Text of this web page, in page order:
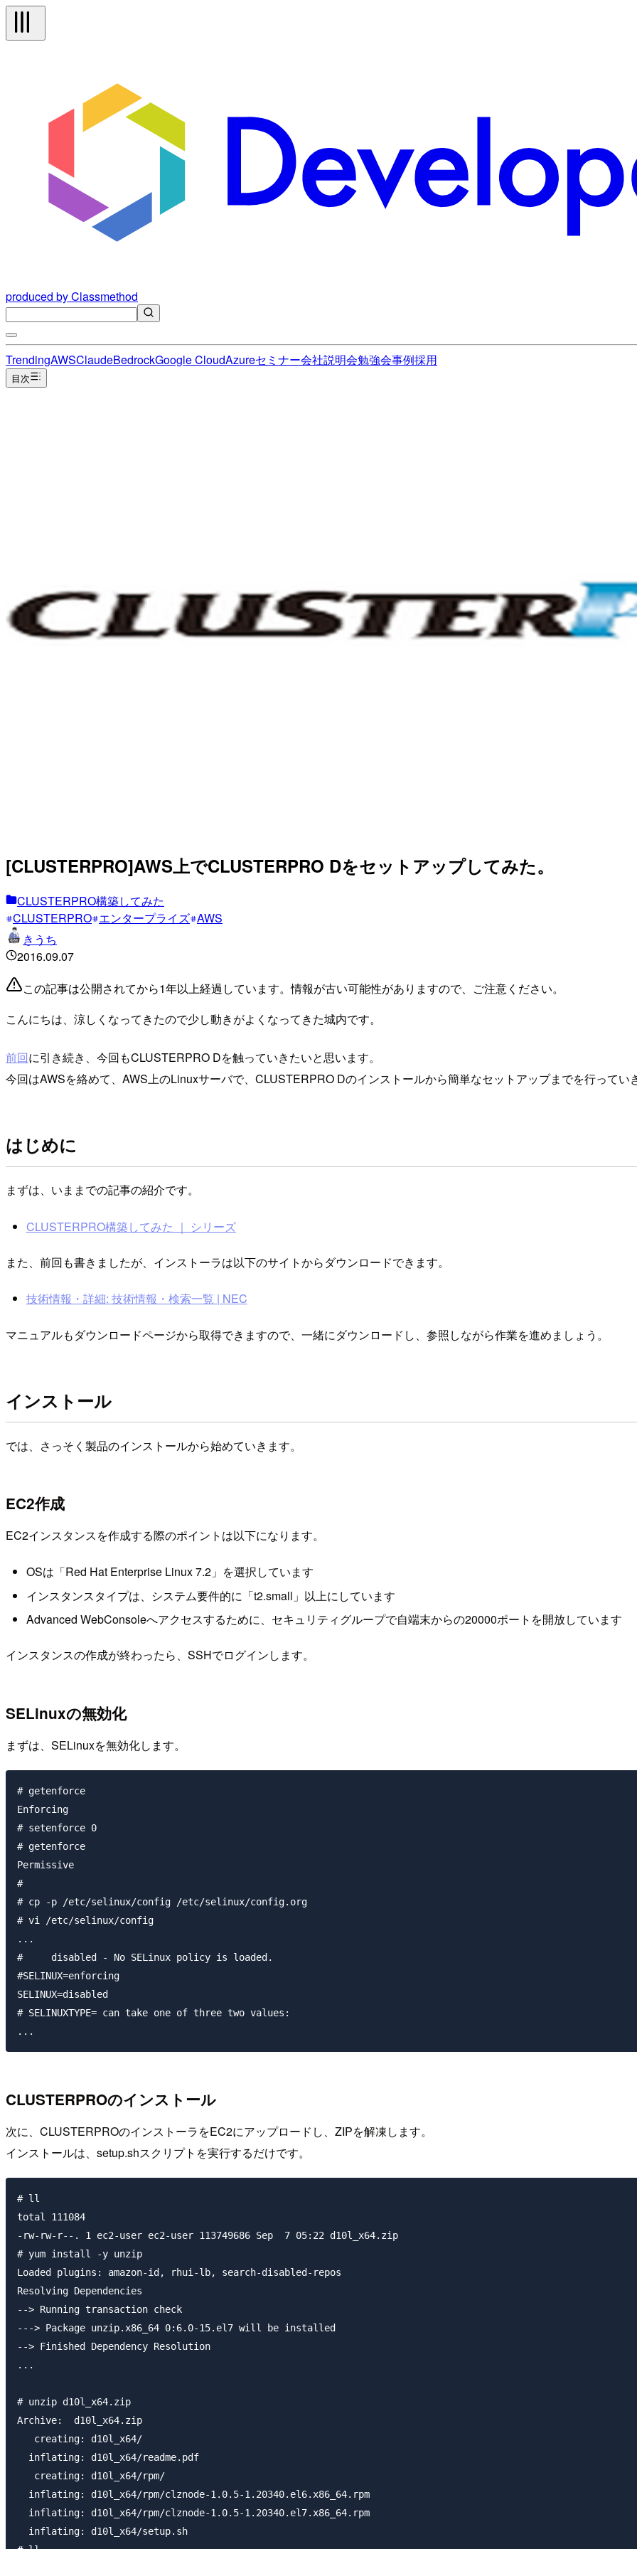
produced by Classmethod
TrendingAWSClaudeBedrockGoogle CloudAzureセミナー会社説明会勉強会事例採用
目次
[CLUSTERPRO]AWS上でCLUSTERPRO Dをセットアップしてみた。
CLUSTERPRO構築してみた
CLUSTERPRO エンタープライズ AWS
きうち
2016.09.07
この記事は公開されてから1年以上経過しています。情報が古い可能性がありますので、ご注意ください。
こんにちは、涼しくなってきたので少し動きがよくなってきた城内です。
前回に引き続き、今回もCLUSTERPRO Dを触っていきたいと思います。
今回はAWSを絡めて、AWS上のLinuxサーバで、CLUSTERPRO Dのインストールから簡単なセットアップまでを行ってい
はじめに
まずは、いままでの記事の紹介です。
CLUSTERPRO構築してみた ｜ シリーズ
また、前回も書きましたが、インストーラは以下のサイトからダウンロードできます。
技術情報・詳細: 技術情報・検索一覧 | NEC
マニュアルもダウンロードページから取得できますので、一緒にダウンロードし、参照しながら作業を進めましょう。
インストール
では、さっそく製品のインストールから始めていきます。
EC2作成
EC2インスタンスを作成する際のポイントは以下になります。
OSは「Red Hat Enterprise Linux 7.2」を選択しています
インスタンスタイプは、システム要件的に「t2.small」以上にしています
Advanced WebConsoleへアクセスするために、セキュリティグループで自端末からの20000ポートを開放しています
インスタンスの作成が終わったら、SSHでログインします。
SELinuxの無効化
まずは、SELinuxを無効化します。
# getenforce
Enforcing
# setenforce 0
# getenforce
Permissive
#
# cp -p /etc/selinux/config /etc/selinux/config.org
# vi /etc/selinux/config
...
#     disabled - No SELinux policy is loaded.
#SELINUX=enforcing
SELINUX=disabled
# SELINUXTYPE= can take one of three two values:
CLUSTERPROのインストール
次に、CLUSTERPROのインストーラをEC2にアップロードし、ZIPを解凍します。
インストールは、 setup.shスクリプトを実行するだけです。
# ll
total 111084
-rw-rw-r--. 1 ec2-user ec2-user 113749686 Sep  7 05:22 d10l_x64.zip
# yum install -y unzip
Loaded plugins: amazon-id, rhui-lb, search-disabled-repos
Resolving Dependencies
--> Running transaction check
---> Package unzip.x86_64 0:6.0-15.el7 will be installed
--> Finished Dependency Resolution
...
# unzip d10l_x64.zip
Archive:  d10l_x64.zip
   creating: d10l_x64/
  inflating: d10l_x64/readme.pdf
   creating: d10l_x64/rpm/
  inflating: d10l_x64/rpm/clznode-1.0.5-1.20340.el6.x86_64.rpm
  inflating: d10l_x64/rpm/clznode-1.0.5-1.20340.el7.x86_64.rpm
  inflating: d10l_x64/setup.sh